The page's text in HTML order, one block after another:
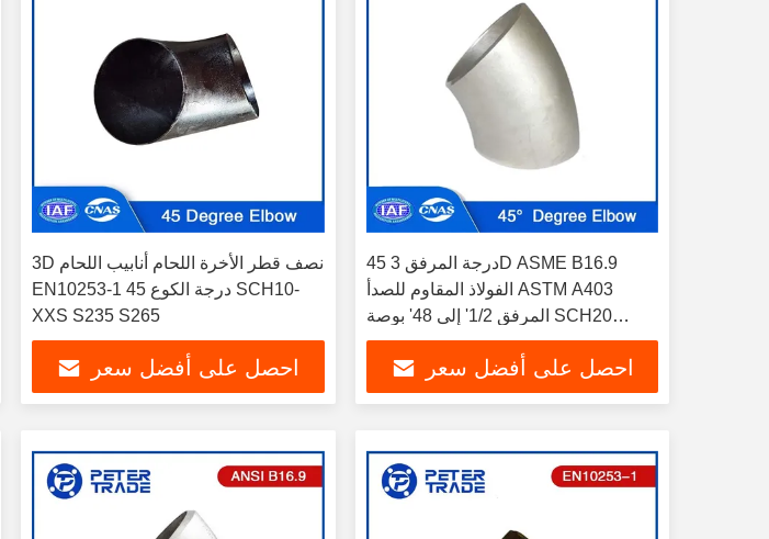
3D نصف قطر الأخرة اللحام أنابيب اللحام
EN10253-1 45 درجة الكوع SCH10-
XXS S235 S265
احصل على أفضل سعر
45 درجة المرفق 3D ASME B16.9
الفولاذ المقاوم للصدأ ASTM A403
المرفق 1/2' إلى 48' بوصة SCH20
SCH40 SCH80
احصل على أفضل سعر